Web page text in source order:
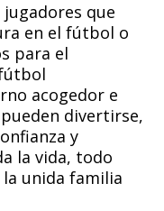
que
en el fútbol o
para el
acogedor e
divertirse,
y
la vida, todo
unida familia